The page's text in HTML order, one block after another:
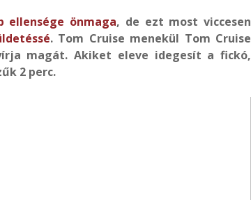
ellensége önmaga, de ezt most viccesen
. Tom Cruise menekül Tom Cruise
magát. Akiket eleve idegesít a fickó,
2 perc.